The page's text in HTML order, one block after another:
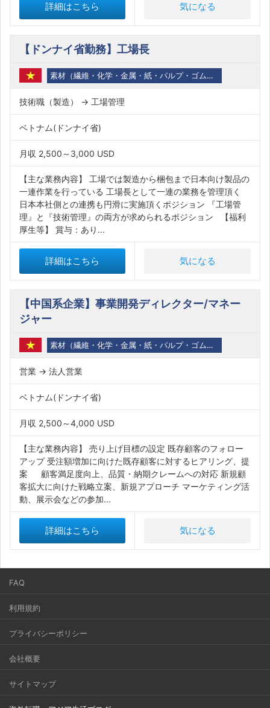
詳細はこちら 気になる
【ドンナイ省勤務】工場長
素材（繊維・化学・金属・紙・パルプ・ゴム・石油・バイオ）
技術職（製造） → 工場管理
ベトナム(ドンナイ省)
月収 2,500～3,000 USD
【主な業務内容】 工場では製造から梱包まで日本向け製品の
一連作業を行っている 工場長として一連の業務を管理頂く
日本本社側との連携も円滑に実施頂くポジション 『工場管
理』と『技術管理』の両方が求められるポジション 【福利
厚生等】 賞与：あり...
詳細はこちら 気になる
【中国系企業】事業開発ディレクター/マネー
ジャー
素材（繊維・化学・金属・紙・パルプ・ゴム・石油・バイオ）
営業 → 法人営業
ベトナム(ドンナイ省)
月収 2,500～4,000 USD
【主な業務内容】 売り上げ目標の設定 既存顧客のフォロー
アップ 受注額増加に向けた既存顧客に対するヒアリング、提
案 顧客満足度向上、品質・納期クレームへの対応 新規顧
客拡大に向けた戦略立案、新規アプローチ マーケティング活
動、展示会などの参加...
詳細はこちら 気になる
FAQ
利用規約
プライバシーポリシー
会社概要
サイトマップ